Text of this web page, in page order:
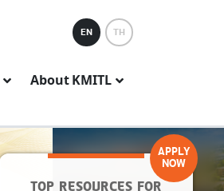
EN TH
About KMITL
APPLY
NOW
TOP RESOURCES FOR